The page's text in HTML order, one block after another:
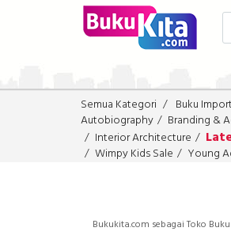
Semua Kategori
Buku
Autobiography
Branding &
Interior Architecture
Wimpy Kids Sale
Young
Bukukita.com sebagai Toko